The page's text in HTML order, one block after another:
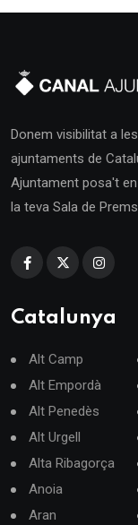
Donem visibilitat a
ajuntaments de
Ajuntament posa't
la teva Sala de
Catalunya
Alt Camp
Alt Empordà
Alt Penedès
Alt Urgell
Alta Ribagorça
Anoia
Aran